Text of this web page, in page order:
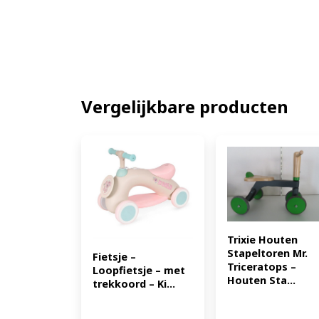
Vergelijkbare producten
Fietsje –
Loopfietsje – met
trekkoord – Ki...
Trixie Houten
Stapeltoren Mr.
Triceratops –
Houten Sta...